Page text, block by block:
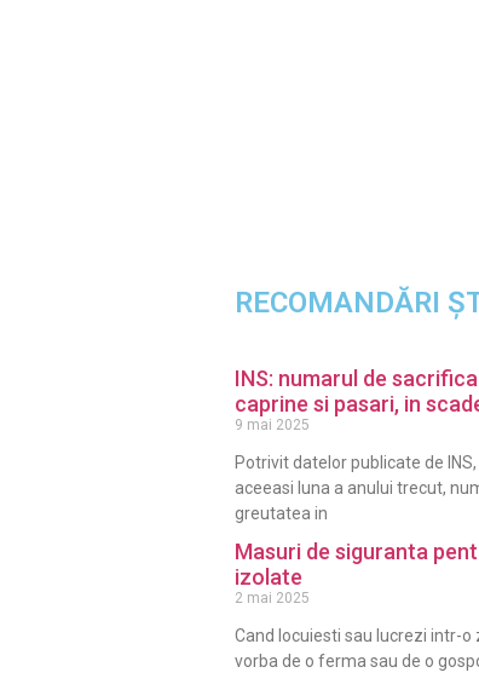
RECOMANDĂRI
INS: numarul de
caprine si pasari, in
9 mai 2025
Potrivit datelor publicate de
aceeasi luna a anului trecut,
greutatea in
Masuri de siguranta
izolate
2 mai 2025
Cand locuiesti sau lucrezi intr-o
vorba de o ferma sau de o